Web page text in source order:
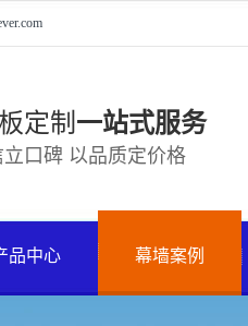
定制 一站式服务
立口碑 以品质定价格
品中心 幕墙案例